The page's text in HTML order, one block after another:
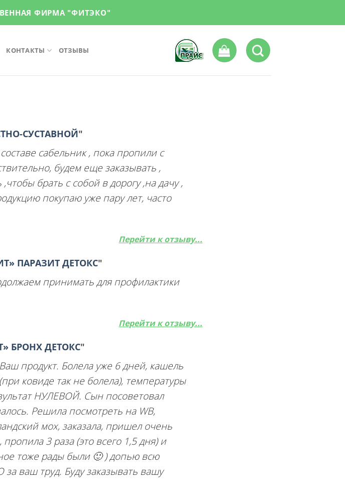
ФИРМА "ФИТЭКО"
КОНТАКТЫ ОТЗЫВЫ
СУСТАВНОЙ"
сабельник , пока пропили с
будем еще заказывать ,
брать с собой в дорогу ,на дачу ,
покупаю уже пару лет, часто
Перейти к отзыву...
ПАРАЗИТ ДЕТОКС"
принимать для профилактики
Перейти к отзыву...
БРОНХ ДЕТОКС"
продукт. Болела уже 6 дней, кашель
ковиде так не болела), температуры
НУЛЕВОЙ. Сын посоветовал
Решила посмотреть на WB,
мох, заказала, пришел очень
3 раза (это всего 1,5 дня) и
тоже рады были 🙂 ) допью всю
ваш труд. Буду заказывать вашу